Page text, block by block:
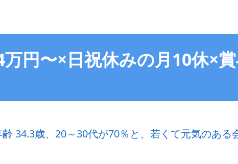
円〜×日祝休みの月10休×
34.3歳、20～30代が70％と、若くて元気のある